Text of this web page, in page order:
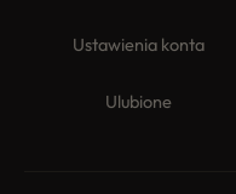
Ustawienia konta
Ulubione